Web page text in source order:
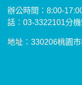
辦公時間：8:00-
話：03-3322101分
地址：330206桃園